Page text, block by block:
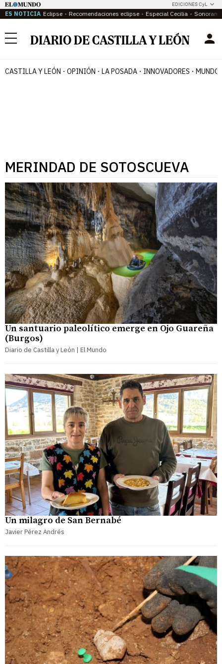
EDICIONES CyL
ES NOTICIA Eclipse Recomendaciones eclipse Especial Cecilia
Menú
CASTILLA Y LEÓN OPINIÓN LA POSADA INNOVADORES MUNDO
MERINDAD DE SOTOSCUEVA
Un santuario paleolítico emerge en Ojo Guareña
(Burgos)
Diario de Castilla y León | El Mundo
Un milagro de San Bernabé
Javier Pérez Andrés